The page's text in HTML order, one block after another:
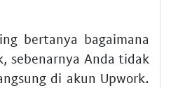
bertanya bagaimana
sebenarnya Anda tidak
di akun Upwork.